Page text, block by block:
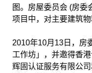
图。房屋委员会 (房委
项目中，对主要建筑
2010年10月13日，房
工作坊」，并邀得香
辉固认证服务有限公